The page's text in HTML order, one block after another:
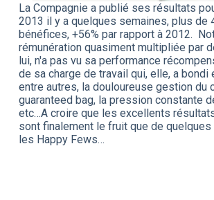
La Compagnie a publié ses résultats
2013 il y a quelques semaines, plus de
bénéfices, +56% par rapport à 2012.
rémunération quasiment multipliée par
lui, n'a pas vu sa performance
de sa charge de travail qui, elle, a bondi
entre autres, la douloureuse gestion du
guaranteed bag, la pression constante
etc…A croire que les excellents
sont finalement le fruit que de
les Happy Fews…